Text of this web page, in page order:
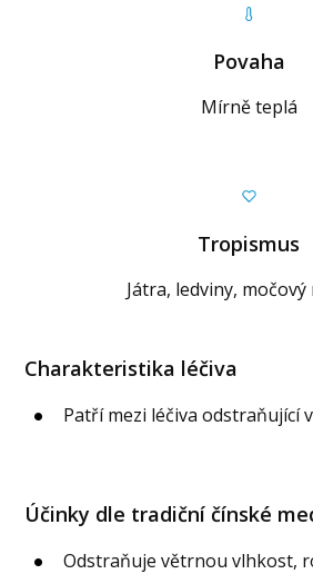
Povaha
Mírně teplá
Tropismus
Játra, ledviny, močový
Charakteristika léčiva
Patří mezi léčiva odstraňující
Účinky dle tradiční čínské
Odstraňuje větrnou vlhkost,